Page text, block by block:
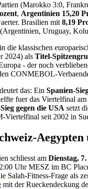
(Marokko 3:0,
, Argentinien 15,20
Brasilien mit 8,19
Uruguay,
klassischen
2024) als Titel-
- der noch
CONMEBOL-
das: Ein Spanien-
fuer das Viertelfinal
gegen die USA setzt
Viertelfinal seit 2002 in
schliesst am Dienstag,
Uhr MESZ im BC
Salah-Fitness-Frage als
mit der Rueckendeckung